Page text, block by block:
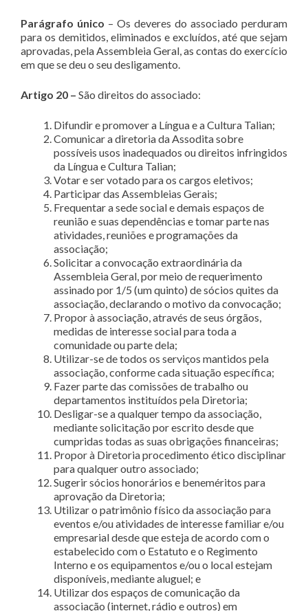
Parágrafo único – Os deveres do associado perduram
para os demitidos, eliminados e excluídos, até que sejam
aprovadas, pela Assembleia Geral, as contas do exercício
em que se deu o seu desligamento.
Artigo 20 – São direitos do associado:
Difundir e promover a Língua e a Cultura Talian;
Comunicar a diretoria da Assodita sobre
possíveis usos inadequados ou direitos infringidos
da Língua e Cultura Talian;
Votar e ser votado para os cargos eletivos;
Participar das Assembleias Gerais;
Frequentar a sede social e demais espaços de
reunião e suas dependências e tomar parte nas
atividades, reuniões e programações da
associação;
Solicitar a convocação extraordinária da
Assembleia Geral, por meio de requerimento
assinado por 1/5 (um quinto) de sócios quites da
associação, declarando o motivo da convocação;
Propor à associação, através de seus órgãos,
medidas de interesse social para toda a
comunidade ou parte dela;
Utilizar-se de todos os serviços mantidos pela
associação, conforme cada situação específica;
Fazer parte das comissões de trabalho ou
departamentos instituídos pela Diretoria;
Desligar-se a qualquer tempo da associação,
mediante solicitação por escrito desde que
cumpridas todas as suas obrigações financeiras;
Propor à Diretoria procedimento ético disciplinar
para qualquer outro associado;
Sugerir sócios honorários e beneméritos para
aprovação da Diretoria;
Utilizar o patrimônio físico da associação para
eventos e/ou atividades de interesse familiar e/ou
empresarial desde que esteja de acordo com o
estabelecido com o Estatuto e o Regimento
Interno e os equipamentos e/ou o local estejam
disponíveis, mediante aluguel; e
Utilizar dos espaços de comunicação da
associação (internet, rádio e outros) em